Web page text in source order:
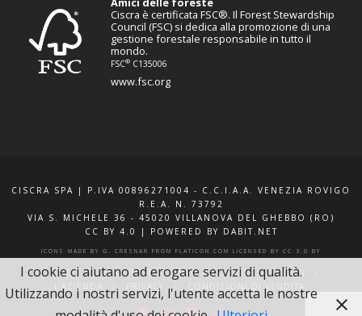
Ciscra è certificata FSC®. Il Forest Stewardship
Council (FSC) si dedica alla promozione di una
gestione forestale responsabile in tutto il
mondo.
FSC® C135006
www.fsc.org
CISCRA SPA | P.IVA 00896271004 - C.C.I.A.A. VENEZIA ROVIGO
R.E.A. N. 73792
VIA S. MICHELE 36 - 45020 VILLANOVA DEL GHEBBO (RO)
CC BY 4.0
| POWERED BY DABIT.NET
ICONS MADE BY G. CRESNAR FROM FLATICON.COM LICENSED BY CC 3.0 BY
F.A.Q. XQUOTE.IT INFO E CONTATTI
BLOG
L’AZIENDA
PRIVACY CONDIZIONI DI VENDITA
I cookie ci aiutano ad erogare servizi di qualità.
Utilizzando i nostri servizi, l'utente accetta le nostre